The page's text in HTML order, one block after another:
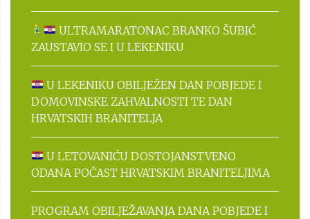
ULTRAMARATONAC BRANKO ŠUBIĆ
ZAUSTAVIO SE I U LEKENIKU
U LEKENIKU OBILJEŽEN DAN POBJEDE I
DOMOVINSKE ZAHVALNOSTI TE DAN
HRVATSKIH BRANITELJA
U LETOVANIĆU DOSTOJANSTVENO
ODANA POČAST HRVATSKIM BRANITELJIMA
PROGRAM OBILJEŽAVANJA DANA POBJEDE I